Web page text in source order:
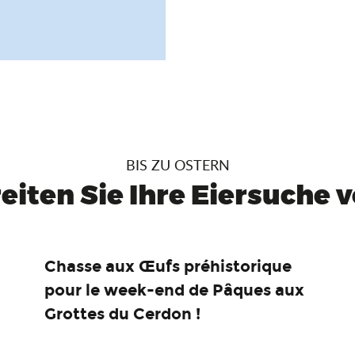
BIS ZU OSTERN
Sie Ihre Eiersuche
Chasse aux Œufs préhistorique
pour le week-end de Pâques aux
Grottes du Cerdon !